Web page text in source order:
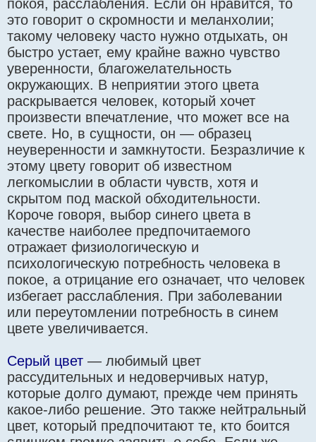
покоя, расслабления. Если он нравится, то
это говорит о скромности и меланхолии;
такому человеку часто нужно отдыхать, он
быстро устает, ему крайне важно чувство
уверенности, благожелательность
окружающих. В неприятии этого цвета
раскрывается человек, который хочет
произвести впечатление, что может все на
свете. Но, в сущности, он — образец
неуверенности и замкнутости. Безразличие к
этому цвету говорит об известном
легкомыслии в области чувств, хотя и
скрытом под маской обходительности.
Короче говоря, выбор синего цвета в
качестве наиболее предпочитаемого
отражает физиологическую и
психологическую потребность человека в
покое, а отрицание его означает, что человек
избегает расслабления. При заболевании
или переутомлении потребность в синем
цвете увеличивается.
Cерый цвет — любимый цвет
рассудительных и недоверчивых натур,
которые долго думают, прежде чем принять
какое-либо решение. Это также нейтральный
цвет, который предпочитают те, кто боится